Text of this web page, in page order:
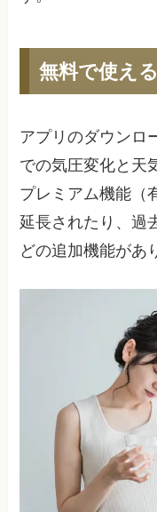
無料で使え
アプリのダウンロ
での気圧変化と天
プレミアム機能（
延長されたり、過
どの追加機能があ